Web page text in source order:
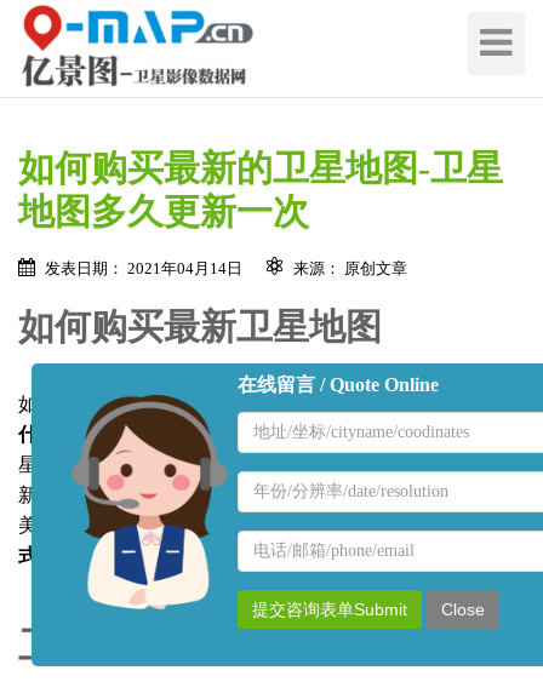
切
导
如何购买最新的卫星地图-卫星
地图多久更新一次
发表日期： 2021年04月14日 来源： 原创文章
如何购买最新卫星地图
如果需要 购买最新的卫星地图
什么时候拍摄的，高清（泛指0.3米到1米分辨率卫星）的卫
星地图一般2-3个月更新一次，而且卫星地图不是周期性更
新，就是说 不是2-3个月就一定会更新，而是卫星公司（以
美国、法国、中国和韩国为主）根据订单进行更新，即
式更新
。
卫星地图多久更新一次？
在线留言 / Quote Online
地
区
称
区
称
系
方
式
提交咨询表单Submit Close